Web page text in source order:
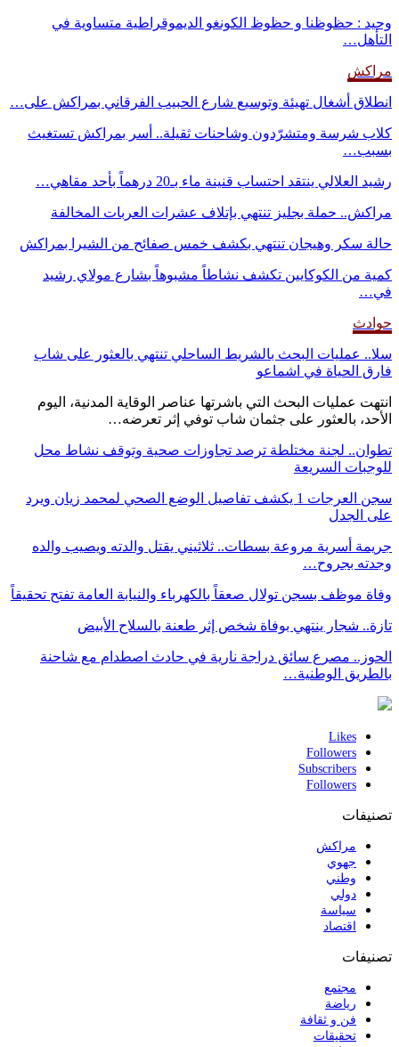
وحيد : حظوظنا و حظوظ الكونغو الديموقراطية متساوية في
التأهل…
مراكش
انطلاق أشغال تهيئة وتوسيع شارع الحبيب الفرقاني بمراكش على…
كلاب شرسة ومتشرّدون وشاحنات ثقيلة.. أسر بمراكش تستغيث
بسبب…
رشيد العلالي ينتقد احتساب قنينة ماء بـ20 درهماً بأحد مقاهي…
مراكش.. حملة بجليز تنتهي بإتلاف عشرات العربات المخالفة
حالة سكر وهيجان تنتهي بكشف خمس صفائح من الشيرا بمراكش
كمية من الكوكايين تكشف نشاطاً مشبوهاً بشارع مولاي رشيد
في…
حوادث
سلا.. عمليات البحث بالشريط الساحلي تنتهي بالعثور على شاب
فارق الحياة في اشماعو
انتهت عمليات البحث التي باشرتها عناصر الوقاية المدنية، اليوم
الأحد، بالعثور على جثمان شاب توفي إثر تعرضه…
تطوان.. لجنة مختلطة ترصد تجاوزات صحية وتوقف نشاط محل
للوجبات السريعة
سجن العرجات 1 يكشف تفاصيل الوضع الصحي لمحمد زيان ويرد
على الجدل
جريمة أسرية مروعة بسطات.. ثلاثيني يقتل والدته ويصيب والده
وجدته بجروح…
وفاة موظف بسجن تولال صعقاً بالكهرباء والنيابة العامة تفتح تحقيقاً
تازة.. شجار ينتهي بوفاة شخص إثر طعنة بالسلاح الأبيض
الحوز.. مصرع سائق دراجة نارية في حادث اصطدام مع شاحنة
بالطريق الوطنية…
Likes
Followers
Subscribers
Followers
تصنيفات
مراكش
جهوي
وطني
دولي
سياسة
اقتصاد
تصنيفات
مجتمع
رياضة
فن و ثقافة
تحقيقات